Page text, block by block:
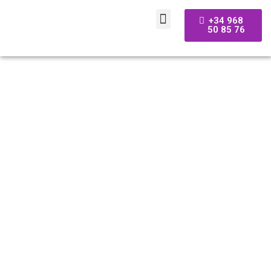
+34 968
50 85 76